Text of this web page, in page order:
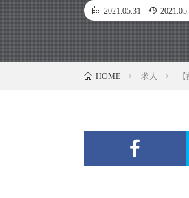
2021.05.31
HOME 求人